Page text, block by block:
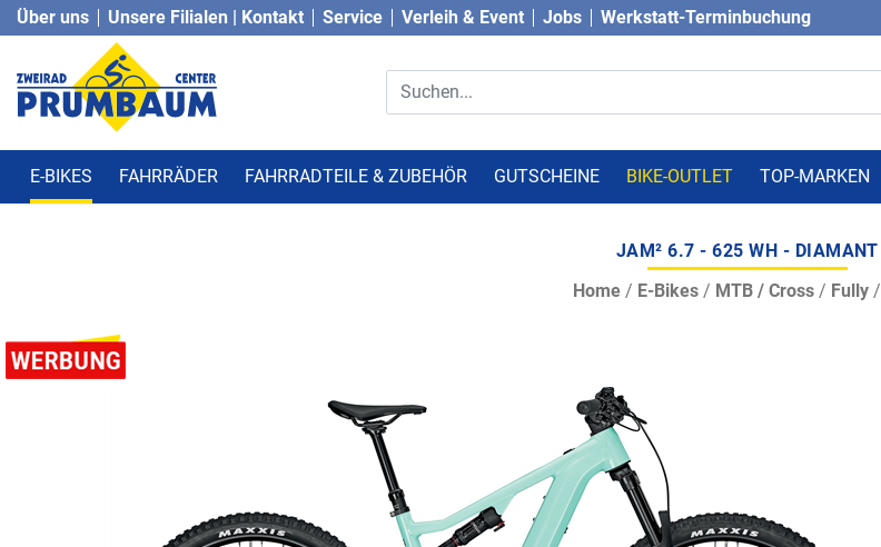
Über uns Unsere Filialen | Kontakt Service Verleih & Event Jobs Werkstatt-Terminbuchung
E-BIKES FAHRRÄDER FAHRRADTEILE & ZUBEHÖR GUTSCHEINE BIKE-OUTLET TOP-MARKEN
JAM² 6.7 - 625 WH - DIAMANT
Home/ E-Bikes/ MTB / Cross/ Fully/